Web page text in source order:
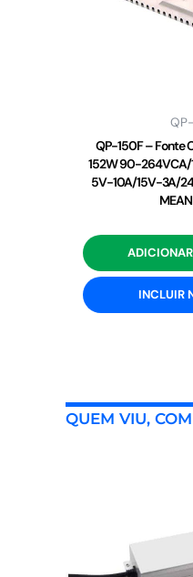
QP-150F – Fonte
152W 90-264VCA/
5V-10A/15V-3A/
INCLUIR
QUEM VIU,